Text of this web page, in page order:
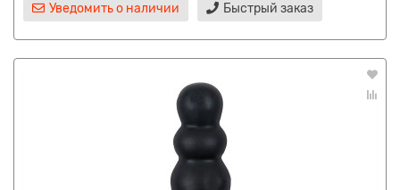
Уведомить о наличии Быстрый заказ